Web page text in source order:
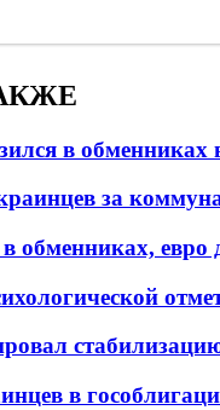
в обменниках
за
обменниках, евро
в